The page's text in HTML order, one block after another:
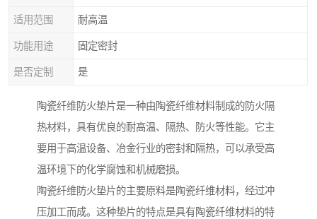
适用范围 耐高温
功能用途 固定密封
是否定制 是
陶瓷纤维防火垫片是一种由陶瓷纤维材料制成的防火隔
热材料，具有优良的耐高温、隔热、防火等性能。它主
要用于高温设备、冶金行业的密封和隔热，可以承受高
温环境下的化学腐蚀和机械磨损。
陶瓷纤维防火垫片的主要原料是陶瓷纤维材料，经过冲
压加工而成。这种垫片的特点是具有陶瓷纤维材料的特